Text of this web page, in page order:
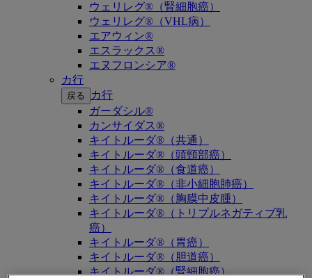
ウェリレグ®（腎細胞癌）
ウェリレグ®（VHL病）
エアウィン®
エスラックス®
エヌフロンシア®
カ行
戻る
カ行
ガーダシル®
カンサイダス®
キイトルーダ®（共通）
キイトルーダ®（頭頸部癌）
キイトルーダ®（食道癌）
キイトルーダ®（非小細胞肺癌）
キイトルーダ®（胸膜中皮腫）
キイトルーダ®（トリプルネガティブ乳
癌）
キイトルーダ®（胃癌）
キイトルーダ®（胆道癌）
キイトルーダ®（腎細胞癌）